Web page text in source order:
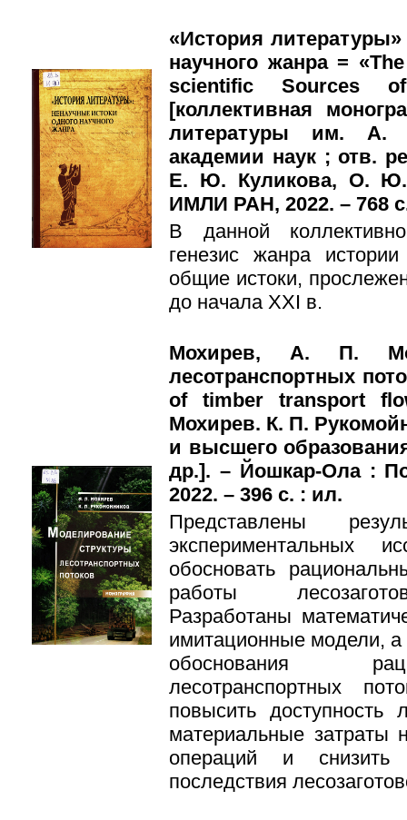
«История
научного жанра =
scientific Sources
[коллективная
литературы им. А.
академии наук ; отв.
Е. Ю. Куликова, О.
ИМЛИ РАН, 2022. – 768
В данной
генезис жанра
общие истоки,
до начала XXI в.
Мохирев, А. П.
лесотранспортных
of timber transport
Мохирев. К. П.
и высшего
др.]. – Йошкар-Ола :
2022. – 396 с. : ил.
Представлены
экспериментальных
обосновать
работы
Разработаны
имитационные модели, а
обоснования
лесотранспортных
повысить доступность
материальные затраты
операций и снизить
последствия